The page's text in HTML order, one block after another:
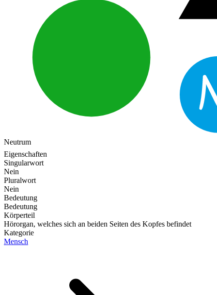
Neutrum
Eigenschaften
Singularwort
Nein
Pluralwort
Nein
Bedeutung
Bedeutung
Körperteil
Hörorgan, welches sich an beiden Seiten des Kopfes befindet
Kategorie
Mensch